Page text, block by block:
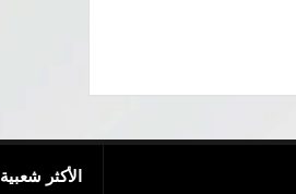
الأكثر شعبية